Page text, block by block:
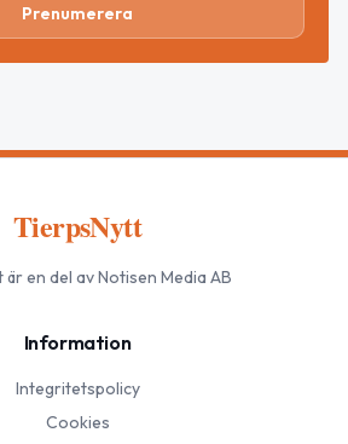
Prenumerera
TierpsNytt
är en del av Notisen Media AB
Information
Integritetspolicy
Cookies